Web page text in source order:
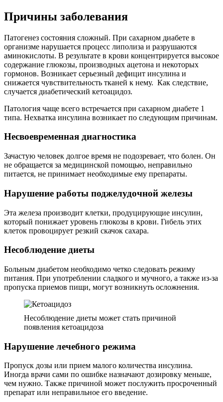
Причины заболевания
Патогенез состояния сложный. При сахарном диабете в
организме нарушается процесс липолиза и разрушаются
аминокислоты. В результате в крови концентрируется высокое
содержание глюкозы, производных ацетона и некоторых
гормонов. Возникает серьезный дефицит инсулина и
снижается чувствительность тканей к нему. Как следствие,
случается диабетический кетоацидоз.
Патология чаще всего встречается при сахарном диабете 1
типа. Нехватка инсулина возникает по следующим причинам.
Несвоевременная диагностика
Зачастую человек долгое время не подозревает, что болен. Он
не обращается за медицинской помощью, неправильно
питается, не принимает необходимые ему препараты.
Нарушение работы поджелудочной железы
Эта железа производит клетки, продуцирующие инсулин,
который понижает уровень глюкозы в крови. Гибель этих
клеток провоцирует резкий скачок сахара.
Несоблюдение диеты
Больным диабетом необходимо четко следовать режиму
питания. При употреблении сладкого и мучного, а также из-за
пропуска приемов пищи, могут возникнуть осложнения.
Несоблюдение диеты может стать причиной
появления кетоацидоза
Нарушение лечебного режима
Пропуск дозы или прием малого количества инсулина.
Иногда врачи сами по ошибке назначают дозировку меньше,
чем нужно. Также причиной может послужить просроченный
препарат или неправильное его введение.